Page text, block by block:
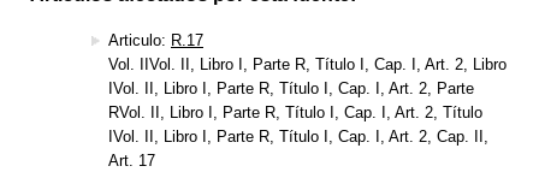
Articulo: R.17
Vol. IIVol. II, Libro I, Parte R, Título I, Cap. I, Art. 2, Libro
IVol. II, Libro I, Parte R, Título I, Cap. I, Art. 2, Parte
RVol. II, Libro I, Parte R, Título I, Cap. I, Art. 2, Título
IVol. II, Libro I, Parte R, Título I, Cap. I, Art. 2, Cap. II,
Art. 17